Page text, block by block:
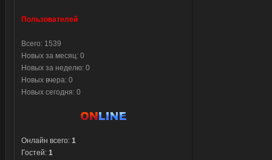
Пользователей
Всего: 1539
Новых за месяц: 0
Новых за неделю: 0
Новых вчера: 0
Новых сегодня: 0
Онлайн всего: 1
Гостей: 1